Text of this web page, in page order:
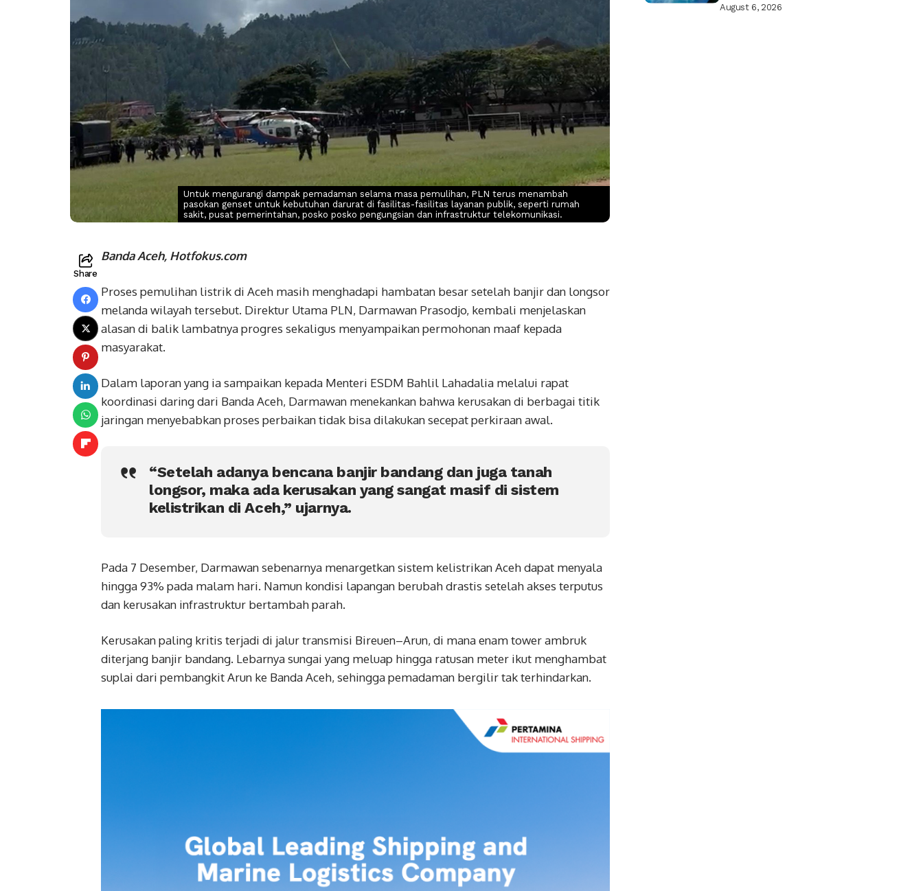
Untuk mengurangi dampak pemadaman selama masa pemulihan, PLN terus menambah
pasokan genset untuk kebutuhan darurat di fasilitas-fasilitas layanan publik, seperti rumah
sakit, pusat pemerintahan, posko posko pengungsian dan infrastruktur telekomunikasi.
Share
Banda Aceh, Hotfokus.com
Proses pemulihan listrik di Aceh masih menghadapi hambatan besar setelah banjir dan longsor
melanda wilayah tersebut. Direktur Utama PLN, Darmawan Prasodjo, kembali menjelaskan
alasan di balik lambatnya progres sekaligus menyampaikan permohonan maaf kepada
masyarakat.
Dalam laporan yang ia sampaikan kepada Menteri ESDM Bahlil Lahadalia melalui rapat
koordinasi daring dari Banda Aceh, Darmawan menekankan bahwa kerusakan di berbagai titik
jaringan menyebabkan proses perbaikan tidak bisa dilakukan secepat perkiraan awal.
“Setelah adanya bencana banjir bandang dan juga tanah
longsor, maka ada kerusakan yang sangat masif di sistem
kelistrikan di Aceh,” ujarnya.
Pada 7 Desember, Darmawan sebenarnya menargetkan sistem kelistrikan Aceh dapat menyala
hingga 93% pada malam hari. Namun kondisi lapangan berubah drastis setelah akses terputus
dan kerusakan infrastruktur bertambah parah.
Kerusakan paling kritis terjadi di jalur transmisi Bireuen–Arun, di mana enam tower ambruk
diterjang banjir bandang. Lebarnya sungai yang meluap hingga ratusan meter ikut menghambat
suplai dari pembangkit Arun ke Banda Aceh, sehingga pemadaman bergilir tak terhindarkan.
Tahunan Tercapai
August 6, 2026